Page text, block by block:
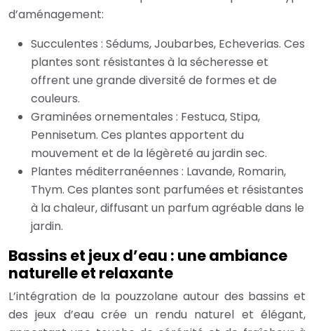
d’aménagement:
Succulentes : Sédums, Joubarbes, Echeverias. Ces
plantes sont résistantes à la sécheresse et
offrent une grande diversité de formes et de
couleurs.
Graminées ornementales : Festuca, Stipa,
Pennisetum. Ces plantes apportent du
mouvement et de la légèreté au jardin sec.
Plantes méditerranéennes : Lavande, Romarin,
Thym. Ces plantes sont parfumées et résistantes
à la chaleur, diffusant un parfum agréable dans le
jardin.
Bassins et jeux d’eau : une ambiance
naturelle et relaxante
L’intégration de la pouzzolane autour des bassins et
des jeux d’eau crée un rendu naturel et élégant,